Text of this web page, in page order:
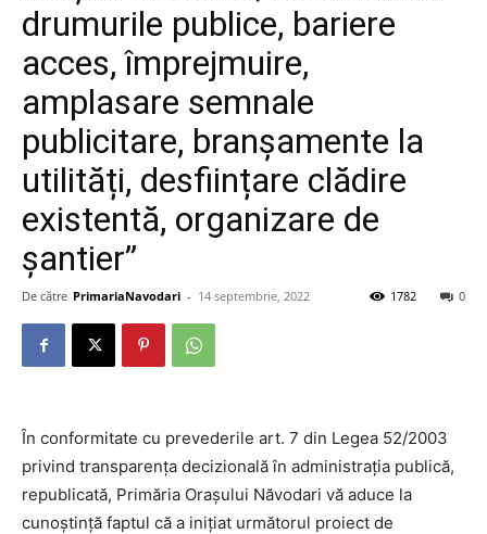
drumurile publice, bariere
acces, împrejmuire,
amplasare semnale
publicitare, branșamente la
utilități, desființare clădire
existentă, organizare de
șantier”
De către PrimariaNavodari - 14 septembrie, 2022 0
1782
În conformitate cu prevederile art. 7 din Legea 52/2003
privind transparența decizională în administrația publică,
republicată, Primăria Orașului Năvodari vă aduce la
cunoștință faptul că a inițiat următorul proiect de